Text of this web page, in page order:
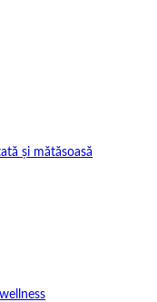
și mătăsoasă